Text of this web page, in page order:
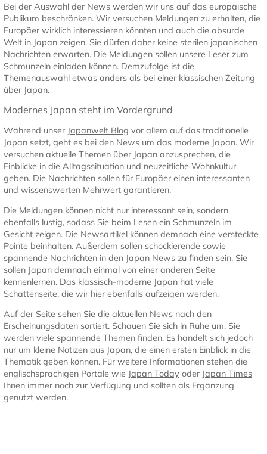
Bei der Auswahl der News werden wir uns auf das europäische
Publikum beschränken. Wir versuchen Meldungen zu erhalten, die
Europäer wirklich interessieren könnten und auch die absurde
Welt in Japan zeigen. Sie dürfen daher keine sterilen japanischen
Nachrichten erwarten. Die Meldungen sollen unsere Leser zum
Schmunzeln einladen können. Demzufolge ist die
Themenauswahl etwas anders als bei einer klassischen Zeitung
über Japan.
Modernes Japan steht im Vordergrund
Während unser Japanwelt Blog vor allem auf das traditionelle
Japan setzt, geht es bei den News um das moderne Japan. Wir
versuchen aktuelle Themen über Japan anzusprechen, die
Einblicke in die Alltagssituation und neuzeitliche Wohnkultur
geben. Die Nachrichten sollen für Europäer einen interessanten
und wissenswerten Mehrwert garantieren.
Die Meldungen können nicht nur interessant sein, sondern
ebenfalls lustig, sodass Sie beim Lesen ein Schmunzeln im
Gesicht zeigen. Die Newsartikel können demnach eine versteckte
Pointe beinhalten. Außerdem sollen schockierende sowie
spannende Nachrichten in den Japan News zu finden sein. Sie
sollen Japan demnach einmal von einer anderen Seite
kennenlernen. Das klassisch-moderne Japan hat viele
Schattenseite, die wir hier ebenfalls aufzeigen werden.
Auf der Seite sehen Sie die aktuellen News nach den
Erscheinungsdaten sortiert. Schauen Sie sich in Ruhe um, Sie
werden viele spannende Themen finden. Es handelt sich jedoch
nur um kleine Notizen aus Japan, die einen ersten Einblick in die
Thematik geben können. Für weitere Informationen stehen die
englischsprachigen Portale wie Japan Todayoder Japan Times
Ihnen immer noch zur Verfügung und sollten als Ergänzung
genutzt werden.